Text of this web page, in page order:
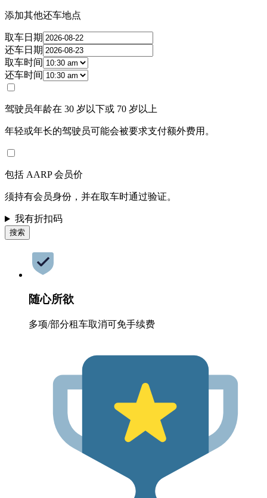
添加其他还车地点
取车日期
还车日期
取车时间
还车时间
驾驶员年龄在 30 岁以下或 70 岁以上
年轻或年长的驾驶员可能会被要求支付额外费用。
包括 AARP 会员价
须持有会员身份，并在取车时通过验证。
我有折扣码
搜索
随心所欲
多项/部分租车取消可免手续费